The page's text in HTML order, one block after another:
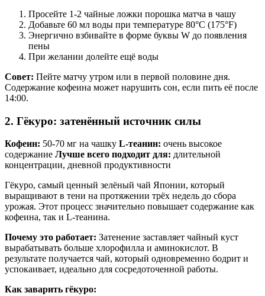
Просейте 1-2 чайные ложки порошка матча в чашу
Добавьте 60 мл воды при температуре 80°C (175°F)
Энергично взбивайте в форме буквы W до появления
пены
При желании долейте ещё воды
Совет: Пейте матчу утром или в первой половине дня.
Содержание кофеина может нарушить сон, если пить её после
14:00.
2. Гёкуро: затенённый источник силы
Кофеин: 50-70 мг на чашку L-теанин: очень высокое
содержание Лучше всего подходит для: длительной
концентрации, дневной продуктивности
Гёкуро, самый ценный зелёный чай Японии, который
выращивают в тени на протяжении трёх недель до сбора
урожая. Этот процесс значительно повышает содержание как
кофеина, так и L-теанина.
Почему это работает: Затенение заставляет чайный куст
вырабатывать больше хлорофилла и аминокислот. В
результате получается чай, который одновременно бодрит и
успокаивает, идеально для сосредоточенной работы.
Как заварить гёкуро: